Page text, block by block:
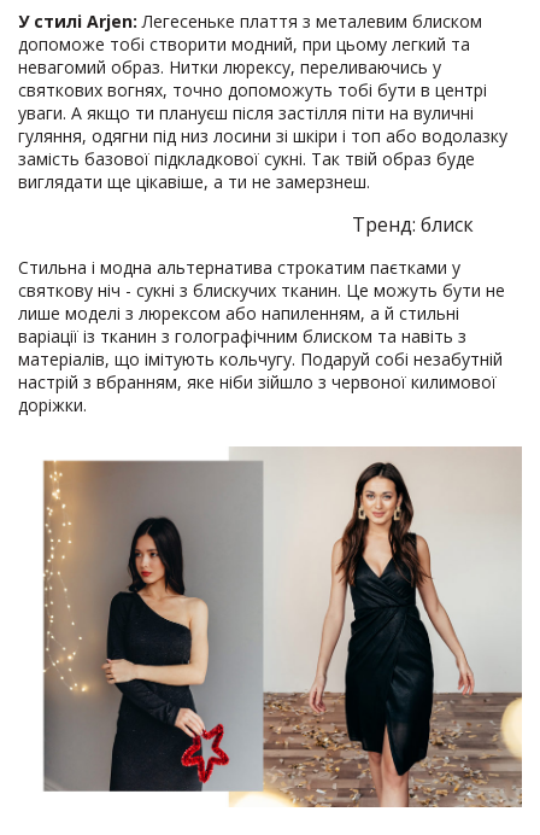
У стилі Arjen:Легесеньке плаття з металевим блиском
допоможе тобі створити модний, при цьому легкий та
невагомий образ. Нитки люрексу, переливаючись у
святкових вогнях, точно допоможуть тобі бути в центрі
уваги. А якщо ти плануєш після застілля піти на вуличні
гуляння, одягни під низ лосини зі шкіри і топ або водолазку
замість базової підкладкової сукні. Так твій образ буде
виглядати ще цікавіше, а ти не замерзнеш.
Тренд: блиск
Стильна і модна альтернатива строкатим паєтками у
святкову ніч - сукні з блискучих тканин. Це можуть бути не
лише моделі з люрексом або напиленням, а й стильні
варіації із тканин з голографічним блиском та навіть з
матеріалів, що імітують кольчугу. Подаруй собі незабутній
настрій з вбранням, яке ніби зійшло з червоної килимової
доріжки.